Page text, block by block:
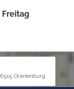
Freitag
Oranienburg